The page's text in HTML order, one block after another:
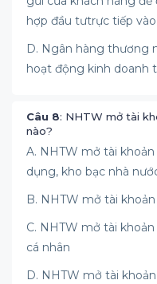
hợp đầu tưtrực tiếp
D. Ngân hàng thương
hoạt động kinh doanh
Câu 8: NHTW mở tài
nào?
A. NHTW mở tài
dụng, kho bạc nhà
B. NHTW mở tài
C. NHTW mở tài
cá nhân
D. NHTW mở tài